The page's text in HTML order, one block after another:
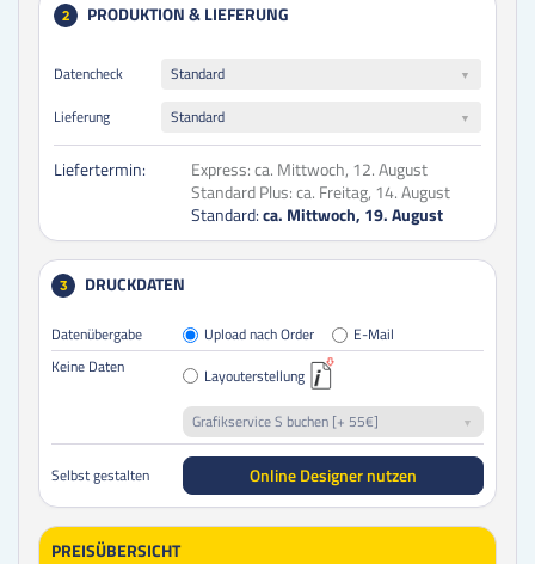
2 PRODUKTION & LIEFERUNG
Datencheck
Standard
Lieferung
Standard
Liefertermin: Express:ca. Mittwoch, 12. August
Standard Plus:ca. Freitag, 14. August
Standard:ca. Mittwoch, 19. August
3 DRUCKDATEN
Datenübergabe Upload nach Order
E-Mail
Keine Daten
Layouterstellung
Grafikservice S buchen [+ 55€]
Selbst gestalten Online Designer nutzen
PREISÜBERSICHT